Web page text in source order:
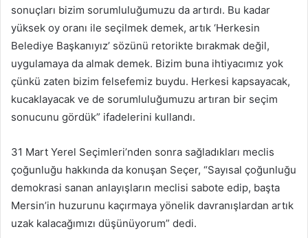
sonuçları bizim sorumluluğumuzu da artırdı. Bu kadar
yüksek oy oranı ile seçilmek demek, artık ‘Herkesin
Belediye Başkanıyız’ sözünü retorikte bırakmak değil,
uygulamaya da almak demek. Bizim buna ihtiyacımız yok
çünkü zaten bizim felsefemiz buydu. Herkesi kapsayacak,
kucaklayacak ve de sorumluluğumuzu artıran bir seçim
sonucunu gördük” ifadelerini kullandı.
31 Mart Yerel Seçimleri’nden sonra sağladıkları meclis
çoğunluğu hakkında da konuşan Seçer, “Sayısal çoğunluğu
demokrasi sanan anlayışların meclisi sabote edip, başta
Mersin’in huzurunu kaçırmaya yönelik davranışlardan artık
uzak kalacağımızı düşünüyorum” dedi.